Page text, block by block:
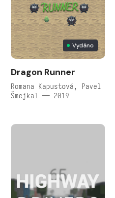
Vydáno
Dragon Runner
Romana Kapustová, Pavel
Šmejkal — 2019